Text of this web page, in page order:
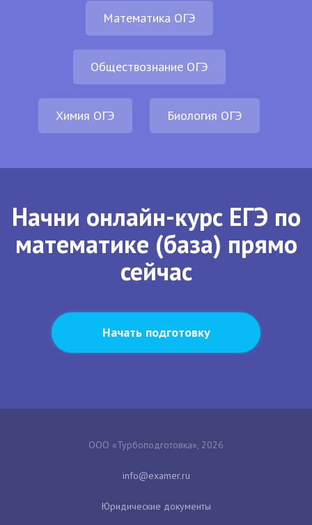
Математика ОГЭ
Обществознание ОГЭ
Химия ОГЭ Биология ОГЭ
Начни онлайн-курс ЕГЭ по
математике (база) прямо
сейчас
Начать подготовку
ООО «Турбоподготовка», 2026
Юридические документы